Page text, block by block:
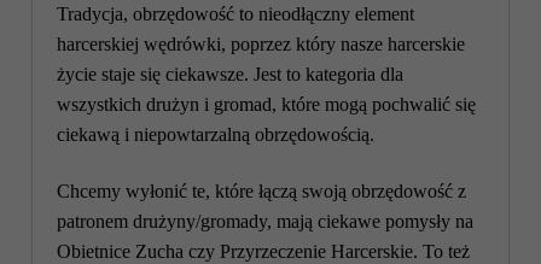
Tradycja, obrzędowość to nieodłączny element
harcerskiej wędrówki, poprzez który nasze harcerskie
życie staje się ciekawsze. Jest to kategoria dla
wszystkich drużyn i gromad, które mogą pochwalić się
ciekawą i niepowtarzalną obrzędowością.
Chcemy wyłonić te, które łączą swoją obrzędowość z
patronem drużyny/gromady, mają ciekawe pomysły na
Obietnice Zucha czy Przyrzeczenie Harcerskie. To też